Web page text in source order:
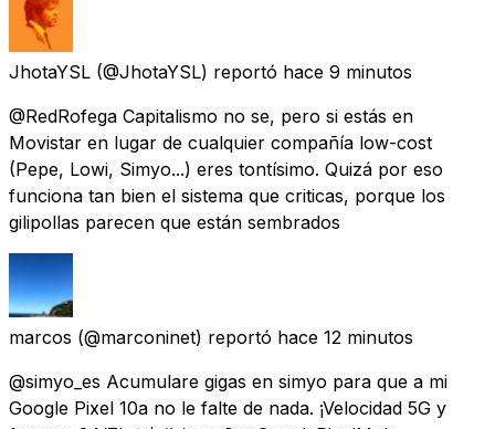
JhotaYSL (@JhotaYSL) reportó hace 9 minutos
@RedRofega Capitalismo no se, pero si estás en
Movistar en lugar de cualquier compañía low-cost
(Pepe, Lowi, Simyo...) eres tontísimo. Quizá por eso
funciona tan bien el sistema que criticas, porque los
gilipollas parecen que están sembrados
marcos (@marconinet) reportó hace 12 minutos
@simyo_es Acumulare gigas en simyo para que a mi
Google Pixel 10a no le falte de nada. ¡Velocidad 5G y